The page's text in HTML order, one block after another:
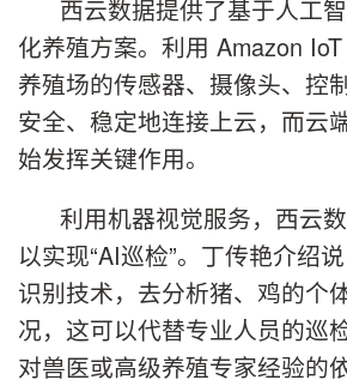
西云数据提供了基于人工
化养殖方案。利用 Amazon IoT
养殖场的传感器、摄像头、控
安全、稳定地连接上云，而云
始发挥关键作用。
利用机器视觉服务，西云
以实现“AI巡检”。丁传艳介绍
识别技术，去分析猪、鸡的个
况，这可以代替专业人员的巡
对兽医或高级养殖专家经验的